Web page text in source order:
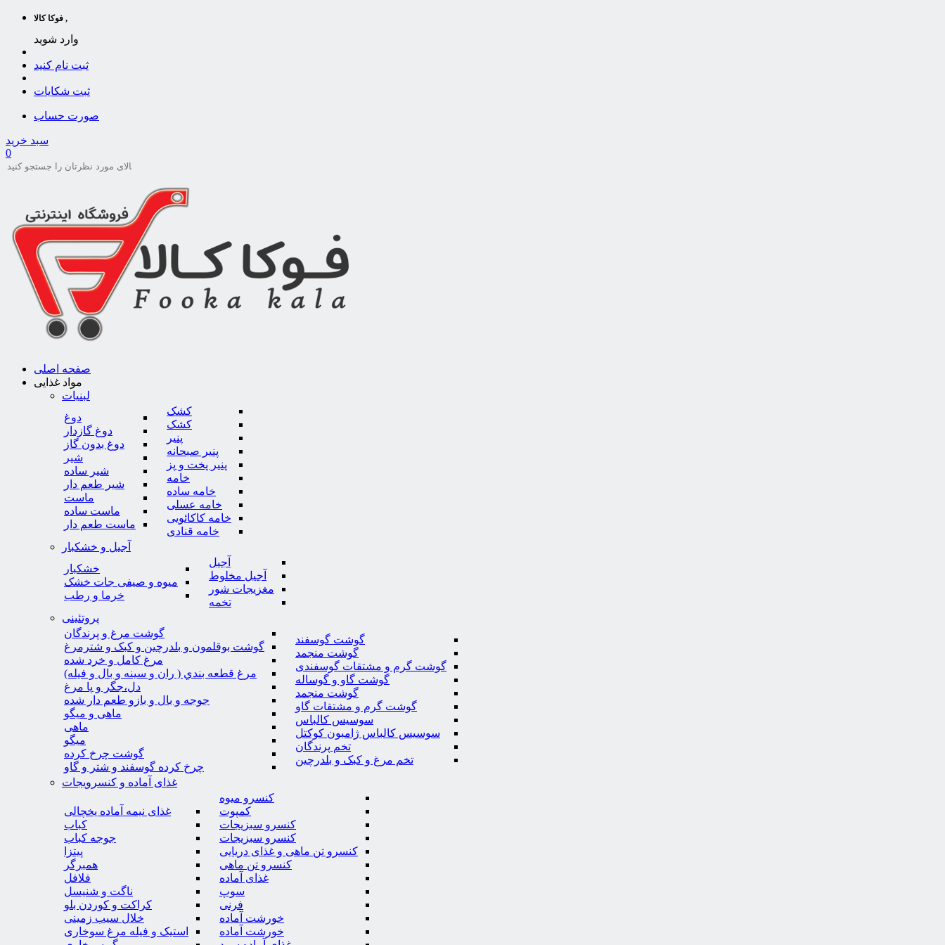
فوکا کالا ,
وارد شوید
ثبت نام کنید
ثبت شکایات
صورت حساب
سبد خرید
0
صفحه اصلی
مواد غذایی
لبنیات
کشک
کشک
پنیر
پنیر صبحانه
پنیر پخت و پز
خامه
خامه ساده
خامه عسلی
خامه کاکائویی
خامه قنادی
دوغ
دوغ گازدار
دوغ بدون گاز
شیر
شیر ساده
شیر طعم دار
ماست
ماست ساده
ماست طعم دار
آجیل و خشکبار
آجیل
آجیل مخلوط
مغزیجات شور
تخمه
خشکبار
میوه و صیفی جات خشک
خرما و رطب
پروتئینی
گوشت گوسفند
گوشت منجمد
گوشت گرم و مشتقات گوسفندی
گوشت گاو و گوساله
گوشت منجمد
گوشت گرم و مشتقات گاو
سوسیس کالباس
سوسیس کالباس ژامبون کوکتل
تخم پرندگان
تخم مرغ و کبک و بلدرچین
گوشت مرغ و پرندگان
گوشت بوقلمون و بلدرچین و کبک و شترمرغ
مرغ کامل و خرد شده
مرغ قطعه بندي ( ران و سينه و بال و فيله)
دل،جگر و پا مرغ
جوجه و بال و بازو طعم دار شده
ماهی و میگو
ماهی
میگو
گوشت چرخ کرده
چرخ کرده گوسفند و شتر و گاو
غذای آماده و کنسرویجات
کنسرو میوه
کمپوت
کنسرو سبزیجات
کنسرو سبزیجات
کنسرو تن ماهی و غذای دریایی
کنسرو تن ماهی
غذای آماده
سوپ
فرنی
خورشت آماده
خورشت آماده
غذای نیمه آماده یخچالی
کباب
جوجه کباب
پیتزا
همبرگر
فلافل
ناگت و شنیسل
کراکت و کوردن بلو
خلال سیب زمینی
استیک و فیله مرغ سوخاری